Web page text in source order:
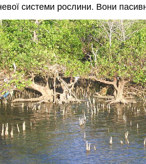
системи рослини. Вони